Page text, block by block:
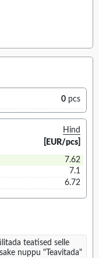
0 pcs
Hind
[EUR/pcs]
7.62
7.1
6.72
teatised selle
nuppu "Teavitada"